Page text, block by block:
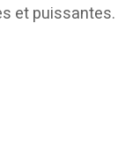
et puissantes.